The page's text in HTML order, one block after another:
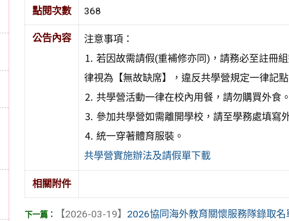
點閱次數 368
公告內容
注意事項：
⒈ 若因故需請假(重補修亦同)，請務必至註冊
律視為【無故缺席】，違反共學營規定一律記點
⒉ 共學營活動一律在校內用餐，請勿購買外食。
⒊ 參加共學營如需離開學校，請至學務處填寫
⒋ 統一穿著體育服裝。
共學營實施辦法及請假單下載
相關附件
【2026-03-19】 2026協同海外教育關懷服務隊錄取名